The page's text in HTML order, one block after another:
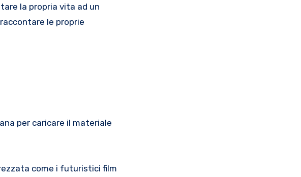
la propria vita ad un
le proprie
per caricare il materiale
come i futuristici film